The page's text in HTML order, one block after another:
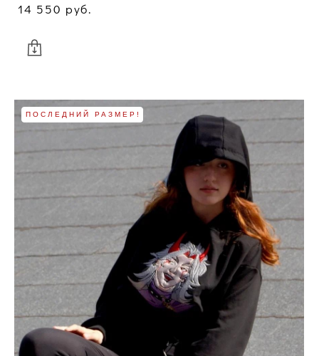
14 550 pуб.
ПОСЛЕДНИЙ РАЗМЕР!